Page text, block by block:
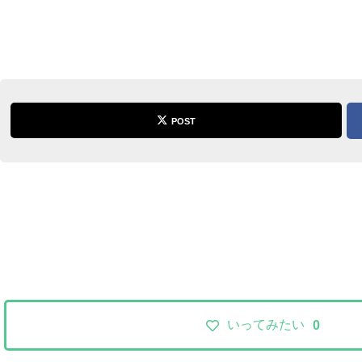
いってみたい 0
POST